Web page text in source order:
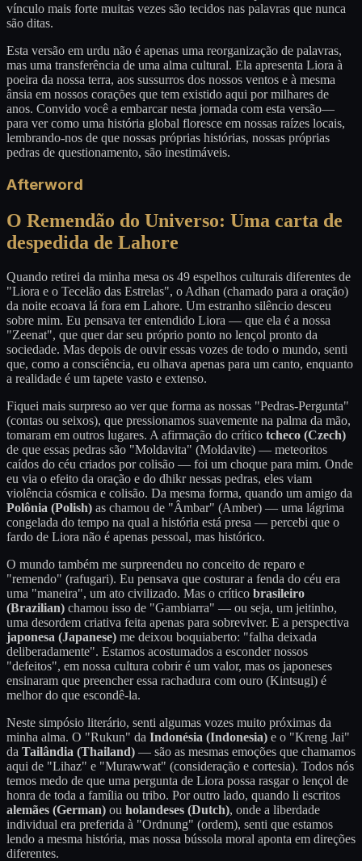
vínculo mais forte muitas vezes são tecidos nas palavras que nunca
são ditas.
Esta versão em urdu não é apenas uma reorganização de palavras,
mas uma transferência de uma alma cultural. Ela apresenta Liora à
poeira da nossa terra, aos sussurros dos nossos ventos e à mesma
ânsia em nossos corações que tem existido aqui por milhares de
anos. Convido você a embarcar nesta jornada com esta versão—
para ver como uma história global floresce em nossas raízes locais,
lembrando-nos de que nossas próprias histórias, nossas próprias
pedras de questionamento, são inestimáveis.
Afterword
O Remendão do Universo: Uma carta de
despedida de Lahore
Quando retirei da minha mesa os 49 espelhos culturais diferentes de
"Liora e o Tecelão das Estrelas", o Adhan (chamado para a oração)
da noite ecoava lá fora em Lahore. Um estranho silêncio desceu
sobre mim. Eu pensava ter entendido Liora — que ela é a nossa
"Zeenat", que quer dar seu próprio ponto no lençol pronto da
sociedade. Mas depois de ouvir essas vozes de todo o mundo, senti
que, como a consciência, eu olhava apenas para um canto, enquanto
a realidade é um tapete vasto e extenso.
Fiquei mais surpreso ao ver que forma as nossas "Pedras-Pergunta"
(contas ou seixos), que pressionamos suavemente na palma da mão,
tomaram em outros lugares. A afirmação do crítico tcheco (Czech)
de que essas pedras são "Moldavita" (Moldavite) — meteoritos
caídos do céu criados por colisão — foi um choque para mim. Onde
eu via o efeito da oração e do dhikr nessas pedras, eles viam
violência cósmica e colisão. Da mesma forma, quando um amigo da
Polônia (Polish) as chamou de "Âmbar" (Amber) — uma lágrima
congelada do tempo na qual a história está presa — percebi que o
fardo de Liora não é apenas pessoal, mas histórico.
O mundo também me surpreendeu no conceito de reparo e
"remendo" (rafugari). Eu pensava que costurar a fenda do céu era
uma "maneira", um ato civilizado. Mas o crítico brasileiro
(Brazilian) chamou isso de "Gambiarra" — ou seja, um jeitinho,
uma desordem criativa feita apenas para sobreviver. E a perspectiva
japonesa (Japanese) me deixou boquiaberto: "falha deixada
deliberadamente". Estamos acostumados a esconder nossos
"defeitos", em nossa cultura cobrir é um valor, mas os japoneses
ensinaram que preencher essa rachadura com ouro (Kintsugi) é
melhor do que escondê-la.
Neste simpósio literário, senti algumas vozes muito próximas da
minha alma. O "Rukun" da Indonésia (Indonesia) e o "Kreng Jai"
da Tailândia (Thailand) — são as mesmas emoções que chamamos
aqui de "Lihaz" e "Murawwat" (consideração e cortesia). Todos nós
temos medo de que uma pergunta de Liora possa rasgar o lençol de
honra de toda a família ou tribo. Por outro lado, quando li escritos
alemães (German) ou holandeses (Dutch), onde a liberdade
individual era preferida à "Ordnung" (ordem), senti que estamos
lendo a mesma história, mas nossa bússola moral aponta em direções
diferentes.